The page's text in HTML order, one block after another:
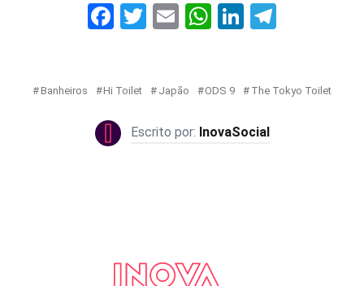
Facebook
Twitter
EmailWhatsApp
LinkedIn
Banheiros Hi Toilet Japão ODS 9 The Tokyo Toilet
InovaSocial